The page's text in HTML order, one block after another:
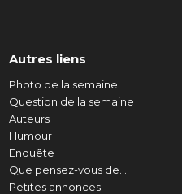
Autres liens
Photo de la semaine
Question de la semaine
Auteurs
Humour
Enquête
Que pensez-vous de...
Petites annonces